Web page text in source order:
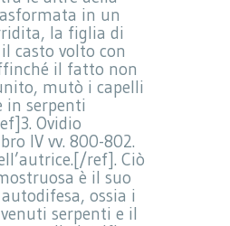
in un
la figlia di
casto volto con
il fatto non
mutò i capelli
in serpenti
Ovidio
IV vv. 800-802.
ref]. Ciò
è il suo
ossia i
serpenti e il